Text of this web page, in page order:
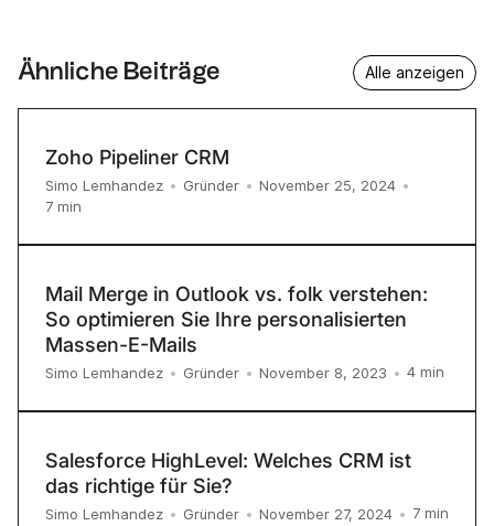
Ähnliche Beiträge Alle anzeigen
Zoho Pipeliner CRM
Simo Lemhandez • Gründer • November 25, 2024 •
7 min
Mail Merge in Outlook vs. folk verstehen:
So optimieren Sie Ihre personalisierten
Massen-E-Mails
Simo Lemhandez • Gründer • November 8, 2023 • 4 min
Salesforce HighLevel: Welches CRM ist
das richtige für Sie?
Simo Lemhandez • Gründer • November 27, 2024 • 7 min